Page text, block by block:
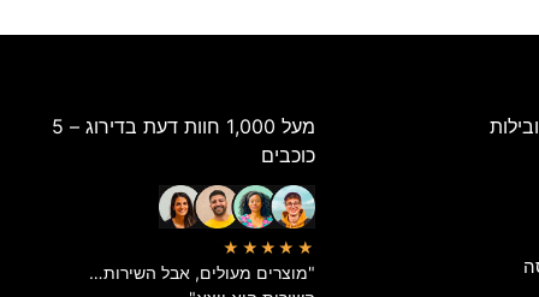
מעל 1,000 חוות דעת בדירוג – 5
כוכבים
★★★★★
"מוצרים מעולים, אבל השירות…